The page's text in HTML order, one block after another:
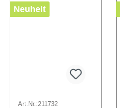
Neuheit
Art.Nr.:211732